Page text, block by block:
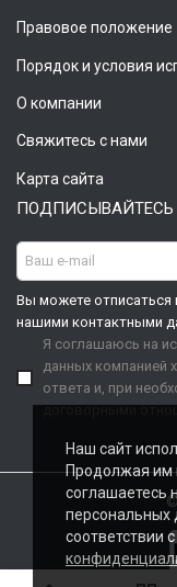
Правовое положение
Порядок и условия
О компании
Свяжитесь с нами
Карта сайта
Вы можете отписаться
нашими контактными
Я соглашаюсь на
данных компанией
ответа и, при
договорными
Наш сайт
Продолжая им
соглашаетесь
персональных
соответствии с